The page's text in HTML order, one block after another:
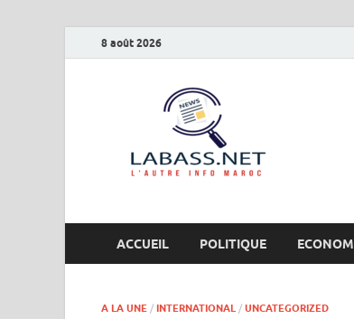
8 août 2026
ACCUEIL POLITIQUE
A LA UNE / INTERNATIONAL / UNCATEGORIZED